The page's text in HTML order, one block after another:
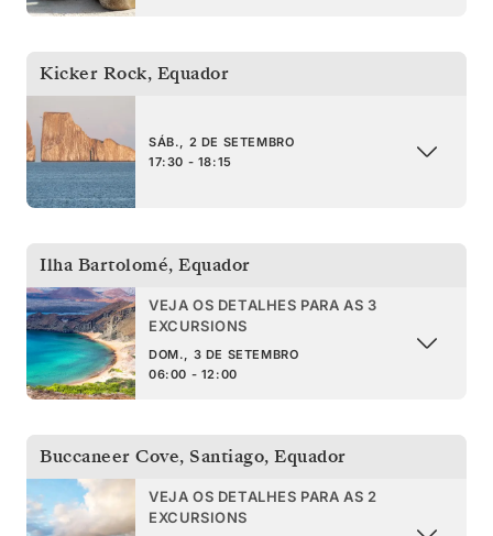
Kicker Rock, Equador
SÁB., 2 DE SETEMBRO
17:30 - 18:15
Ilha Bartolomé, Equador
VEJA OS DETALHES PARA AS 3
EXCURSIONS
DOM., 3 DE SETEMBRO
06:00 - 12:00
Buccaneer Cove, Santiago, Equador
VEJA OS DETALHES PARA AS 2
EXCURSIONS